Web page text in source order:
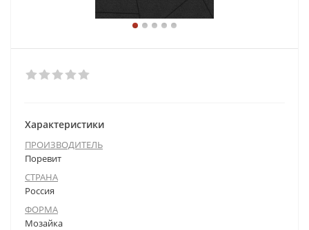
Характеристики
ПРОИЗВОДИТЕЛЬ
Поревит
СТРАНА
Россия
ФОРМА
Мозайка